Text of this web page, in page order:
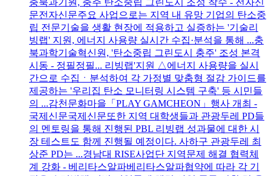
충북과기원, 충주 탄소중립 그린도시 조성 착수 - 전자신
문전자신문주요 사업으로는 지역 내 유망 기업의 탄소중
립 전문기술을 생활 현장에 적용하고 실증하는 '기술리
빙랩' 지원, 에너지 사용량 실시간 수집·분석을 통해 ...충
북과학기술혁신원, '탄소중립 그린도시 충주' 조성 본격
시동 - 정필정필... 리빙랩'지원 △에너지 사용량을 실시
간으로 수집ㆍ분석하여 각 가정별 맞춤형 절감 가이드를
제공하는 '우리집 탄소 모니터링 시스템 구축' 등 시민들
의 ...감천문화마을「PLAY GAMCHEON」행사 개최 -
국제신문국제신문또한 지역 대학생들과 관광두레 PD들
의 멘토링을 통해 진행된 PBL 리빙랩 성과물에 대한 시
장 테스트도 함께 진행될 예정이다. 사하구 관광두레 최
상준 PD는 ...경남대 RISE사업단 지역문제 해결 협력체
계 강화 - 베리타스알파베리타스알파협약에 따라 각 기